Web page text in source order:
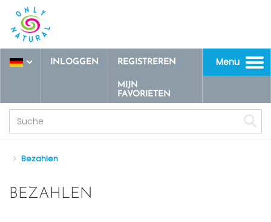
INLOGGEN REGISTREREN
MIJN
FAVORIETEN
Toggle
Menu
Bezahlen
BEZAHLEN